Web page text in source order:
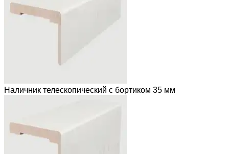
Наличник телескопический с бортиком 35 мм